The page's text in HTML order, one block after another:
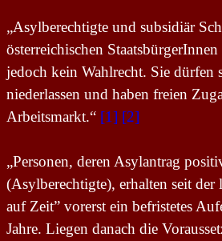
„Asylberechtigte und subsidiär
österreichischen
jedoch kein Wahlrecht. Sie dürfen
niederlassen und haben freien
Arbeitsmarkt.“ [1] [2]
„Personen, deren Asylantrag
(Asylberechtigte), erhalten seit
auf Zeit” vorerst ein befristetes
Jahre. Liegen danach die